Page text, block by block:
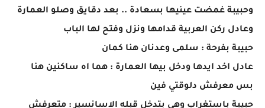
وحبيبة غمضت عينيها بسعادة .. بعد دقايق وصلو العمارة
وعادل ركن العربية قدامها ونزل وفتح لها الباب
حبيبة بفرحة : سلمى وعدنان هنا كمان
عادل اخد ايدها ودخل بيها العمارة : هما اه ساكنين هنا
بس معرفش دلوقتي فين
حبيبة باستغراب وهي بتدخل قبله الاسانسير : متعرفش